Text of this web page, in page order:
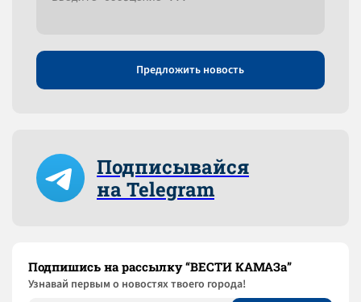
Предложить новость
Подписывайся
на Telegram
Подпишись на рассылку “ВЕСТИ КАМАЗа”
Узнaвай первым о новостях твоего города!